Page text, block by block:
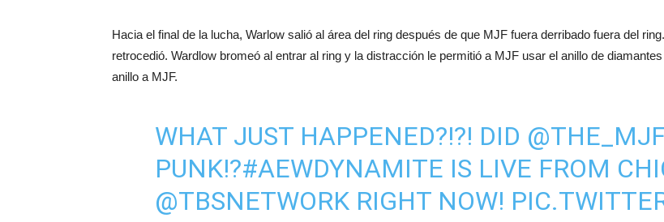
Hacia el final de la lucha, Warlow salió al área del ring después de que MJF fuera derribado fuera del
retrocedió. Wardlow bromeó al entrar al ring y la distracción le permitió a MJF usar el anillo de
anillo a MJF.
WHAT JUST HAPPENED?!?! DID @THE_MJF
PUNK!?#AEWDYNAMITE IS LIVE FROM
@TBSNETWORK RIGHT NOW!